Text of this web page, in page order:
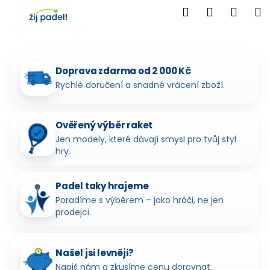
Hledat
Doprava zdarma od 2 000 Kč
Rychlé doručení a snadné vrácení zboží.
Ověřený výběr raket
Jen modely, které dávají smysl pro tvůj styl
hry.
Padel taky hrajeme
Poradíme s výběrem – jako hráči, ne jen
prodejci.
Našel jsi levněji?
Napiš nám a zkusíme cenu dorovnat.